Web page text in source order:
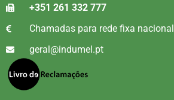
+351 261 332 777
Chamadas para rede fixa nacional
geral@indumel.pt